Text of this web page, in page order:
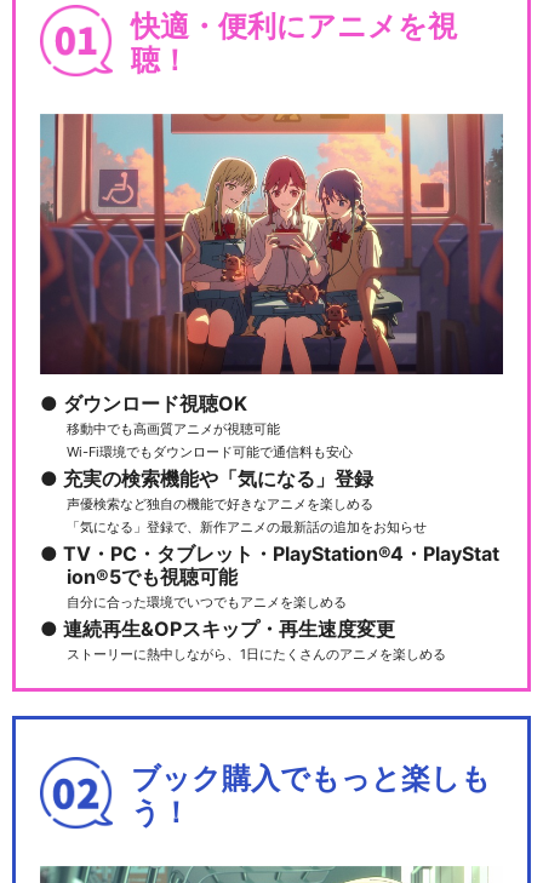
快適・便利にアニメを視
聴！
ダウンロード視聴OK
移動中でも高画質アニメが視聴可能
Wi-Fi環境でもダウンロード可能で通信料も安心
充実の検索機能や「気になる」登録
声優検索など独自の機能で好きなアニメを楽しめる
「気になる」登録で、新作アニメの最新話の追加をお知らせ
TV・PC・タブレット・PlayStation®4・PlayStat
ion®5でも視聴可能
自分に合った環境でいつでもアニメを楽しめる
連続再生&OPスキップ・再生速度変更
ストーリーに熱中しながら、1日にたくさんのアニメを楽しめる
ブック購入でもっと楽しも
う！